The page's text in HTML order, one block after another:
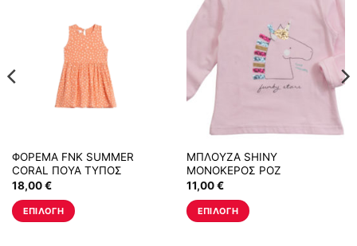
ΦΟΡΕΜΑ FNK SUMMER
CORAL ΠΟΥΑ ΤΥΠΟΣ
18,00€
ΕΠΙΛΟΓΉ
ΜΠΛΟΥΖΑ SHINY
ΜΟΝΟΚΕΡΟΣ ΡΟΖ
11,00€
ΕΠΙΛΟΓΉ